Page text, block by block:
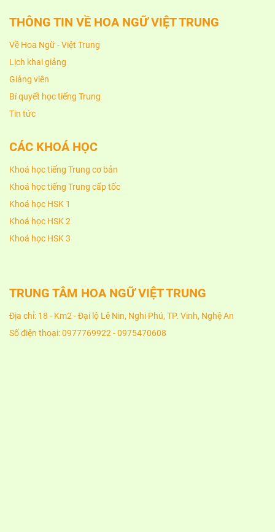
THÔNG TIN VỀ HOA NGỮ VIỆT TRUNG
Về Hoa Ngữ - Việt Trung
Lịch khai giảng
Giảng viên
Bí quyết học tiếng Trung
Tin tức
CÁC KHOÁ HỌC
Khoá học tiếng Trung cơ bản
Khoá học tiếng Trung cấp tốc
Khoá học HSK 1
Khoá học HSK 2
Khoá học HSK 3
TRUNG TÂM HOA NGỮ VIỆT TRUNG
Địa chỉ: 18 - Km2 - Đại lộ Lê Nin, Nghi Phú, TP. Vinh, Nghệ An
Số điện thoại: 0977769922 - 0975470608